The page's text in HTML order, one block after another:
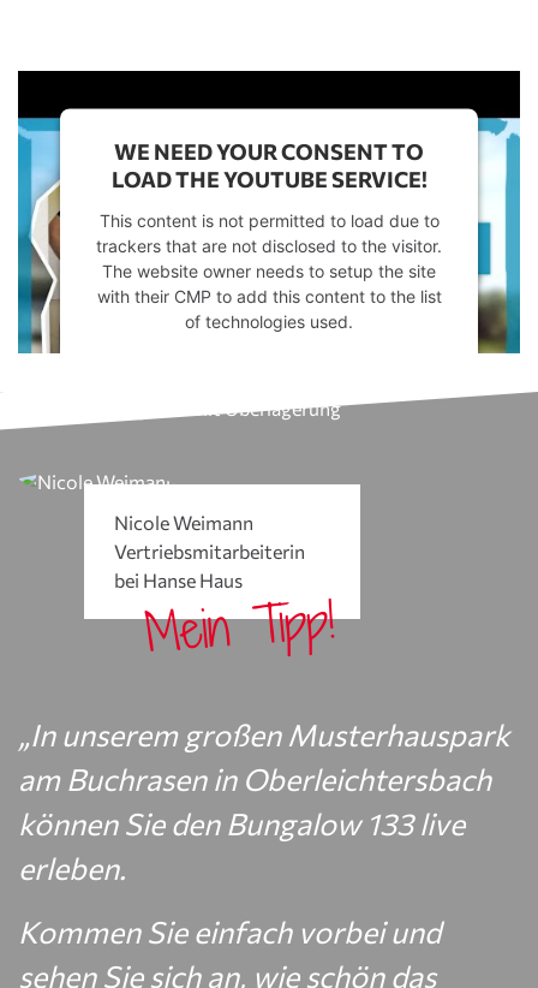
WE NEED YOUR CONSENT TO
LOAD THE YOUTUBE SERVICE!
This content is not permitted to load due to
trackers that are not disclosed to the visitor.
The website owner needs to setup the site
with their CMP to add this content to the list
of technologies used.
Nicole Weimann
Vertriebsmitarbeiterin
bei Hanse Haus
Mein Tipp!
„In unserem großen Musterhauspark
am Buchrasen in Oberleichtersbach
können Sie den Bungalow 133 live
erleben.
Kommen Sie einfach vorbei und
sehen Sie sich an, wie schön das